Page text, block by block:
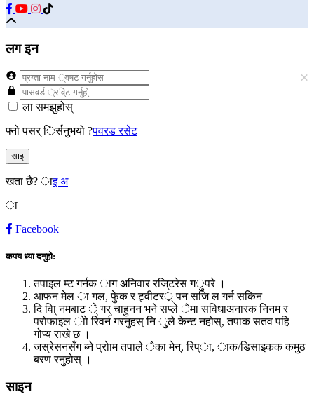
लग इन
×
ला समझुहोस्
फ्नो पसर् िर्सनुभयो ?पवरड रसेट
साइ
खता छै?ाइ अ
ा
Facebook
कपय ध्या दनुहो:
तपाइल म्ट गर्नक ाग अनिवार रजि्टरेस गर्ुपरे ।
आफन मेल ा गल, फेुक र ट्वीटरर्् पन सजि ल गर्न सकिन
दि वा्ि नमबाट े् गर् चाहुनन भने सप्ले ेमा सविधाअनारक निनम र
परोफाइल ोो रिवर्न गरनुहस् नि ु्ले केन्ट नहोस्, तपाक सतव पहि
गोप्य राखे छ ।
जस्रेसनसँग ब्ने प्रोाम तपाले ेका मेन्, रिप्ा, ाक/डिसाइकक कमु्ठ
बरण रनुहोस् ।
साइन